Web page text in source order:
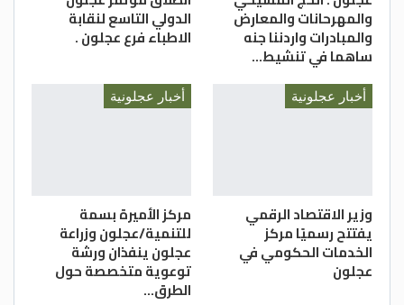
والمهرحانات والمعارض
والمبادرات واردننا جنه
ساهما في تنشيط…
الدولي التاسع لنقابة
الاطباء فرع عجلون .
أخبار عجلونية
وزير الاقتصاد الرقمي
يفتتح رسميًا مركز
الخدمات الحكومي في
عجلون
أخبار عجلونية
مركز الأميرة بسمة
للتنمية/عجلون وزراعة
عجلون ينفذان ورشة
توعوية متخصصة حول
الطرق…